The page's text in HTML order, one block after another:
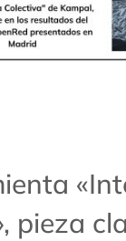
pieza